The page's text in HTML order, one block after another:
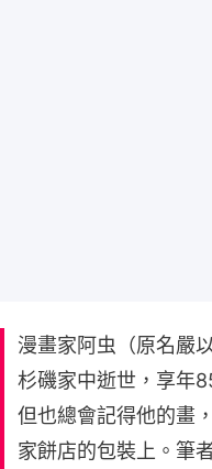
漫畫家阿虫（原名嚴
杉磯家中逝世，享年
但也總會記得他的畫
家餅店的包裝上。筆